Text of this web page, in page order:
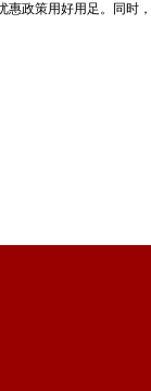
惠政策用好用足。同时
业信